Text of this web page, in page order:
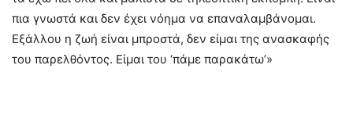
πια γνωστά και δεν έχει νόημα να επαναλαμβάνομαι.
Εξάλλου η ζωή είναι μπροστά, δεν είμαι της ανασκαφής
του παρελθόντος. Είμαι του ‘πάμε παρακάτω’»